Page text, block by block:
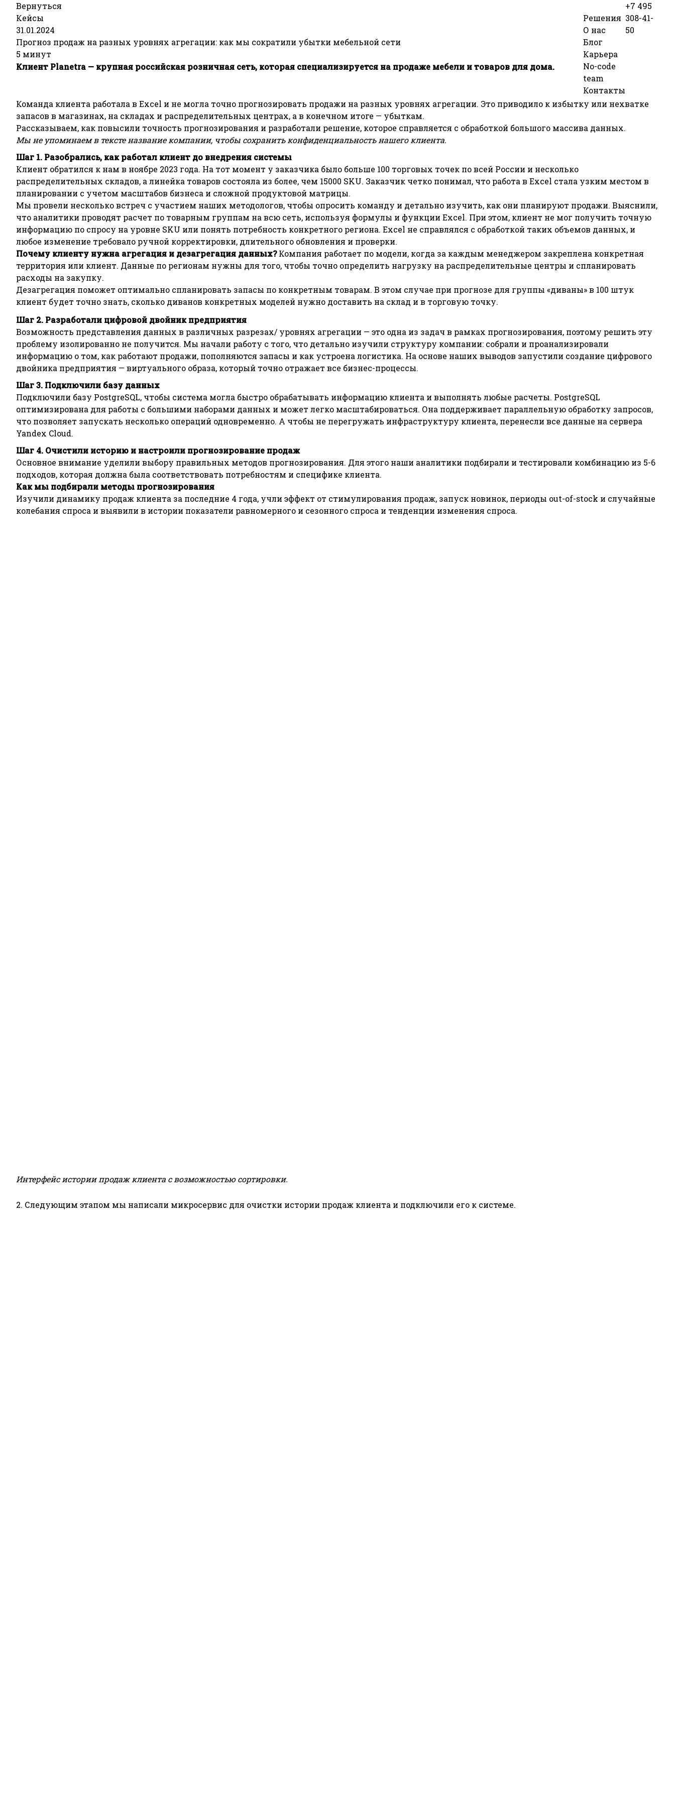
Решения
О нас
Блог
Карьера
No-code
team
Контакты
+7 495
308-41-
50
Вернуться
Кейсы
31.01.2024
Прогноз продаж на разных уровнях агрегации: как мы сократили убытки мебельной сети
5 минут
Клиент Planetra — крупная российская розничная сеть, которая специализируется на продаже мебели и товаров для дома.
Команда клиента работала в Excel и не могла точно прогнозировать продажи на разных уровнях агрегации. Это приводило к избытку или нехватке
запасов в магазинах, на складах и распределительных центрах, а в конечном итоге — убыткам.
Рассказываем, как повысили точность прогнозирования и разработали решение, которое справляется с обработкой большого массива данных.
Мы не упоминаем в тексте название компании, чтобы сохранить конфиденциальность нашего клиента.
Шаг 1. Разобрались, как работал клиент до внедрения системы
Клиент обратился к нам в ноябре 2023 года. На тот момент у заказчика было больше 100 торговых точек по всей России и несколько
распределительных складов, а линейка товаров состояла из более, чем 15000 SKU. Заказчик четко понимал, что работа в Excel стала узким местом в
планировании с учетом масштабов бизнеса и сложной продуктовой матрицы.
Мы провели несколько встреч с участием наших методологов, чтобы опросить команду и детально изучить, как они планируют продажи. Выяснили,
что аналитики проводят расчет по товарным группам на всю сеть, используя формулы и функции Excel. При этом, клиент не мог получить точную
информацию по спросу на уровне SKU или понять потребность конкретного региона. Excel не справлялся с обработкой таких объемов данных, и
любое изменение требовало ручной корректировки, длительного обновления и проверки.
Почему клиенту нужна агрегация и дезагрегация данных?Компания работает по модели, когда за каждым менеджером закреплена конкретная
территория или клиент. Данные по регионам нужны для того, чтобы точно определить нагрузку на распределительные центры и спланировать
расходы на закупку.
Дезагрегация поможет оптимально спланировать запасы по конкретным товарам. В этом случае при прогнозе для группы «диваны» в 100 штук
клиент будет точно знать, сколько диванов конкретных моделей нужно доставить на склад и в торговую точку.
Шаг 2. Разработали цифровой двойник предприятия
Возможность представления данных в различных разрезах/ уровнях агрегации — это одна из задач в рамках прогнозирования, поэтому решить эту
проблему изолированно не получится. Мы начали работу с того, что детально изучили структуру компании: собрали и проанализировали
информацию о том, как работают продажи, пополняются запасы и как устроена логистика. На основе наших выводов запустили создание цифрового
двойника предприятия — виртуального образа, который точно отражает все бизнес-процессы.
Шаг 3. Подключили базу данных
Подключили базу PostgreSQL, чтобы система могла быстро обрабатывать информацию клиента и выполнять любые расчеты. PostgreSQL
оптимизирована для работы с большими наборами данных и может легко масштабироваться. Она поддерживает параллельную обработку запросов,
что позволяет запускать несколько операций одновременно. А чтобы не перегружать инфраструктуру клиента, перенесли все данные на сервера
Yandex Cloud.
Шаг 4. Очистили историю и настроили прогнозирование продаж
Основное внимание уделили выбору правильных методов прогнозирования. Для этого наши аналитики подбирали и тестировали комбинацию из 5-6
подходов, которая должна была соответствовать потребностям и специфике клиента.
Как мы подбирали методы прогнозирования
Изучили динамику продаж клиента за последние 4 года, учли эффект от стимулирования продаж, запуск новинок, периоды out-of-stock и случайные
колебания спроса и выявили в истории показатели равномерного и сезонного спроса и тенденции изменения спроса.
Интерфейс истории продаж клиента с возможностью сортировки.
2. Следующим этапом мы написали микросервис для очистки истории продаж клиента и подключили его к системе.